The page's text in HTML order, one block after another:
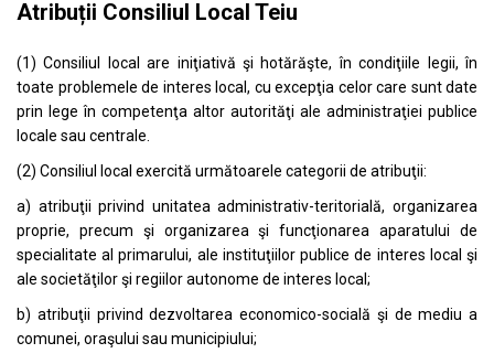
Atribuții Consiliul Local Teiu
(1) Consiliul local are iniţiativă şi hotărăşte, în condiţiile legii, în
toate problemele de interes local, cu excepţia celor care sunt date
prin lege în competenţa altor autorităţi ale administraţiei publice
locale sau centrale.
(2) Consiliul local exercită următoarele categorii de atribuţii:
a) atribuţii privind unitatea administrativ-teritorială, organizarea
proprie, precum şi organizarea şi funcţionarea aparatului de
specialitate al primarului, ale instituţiilor publice de interes local şi
ale societăţilor şi regiilor autonome de interes local;
b) atribuţii privind dezvoltarea economico-socială şi de mediu a
comunei, oraşului sau municipiului;